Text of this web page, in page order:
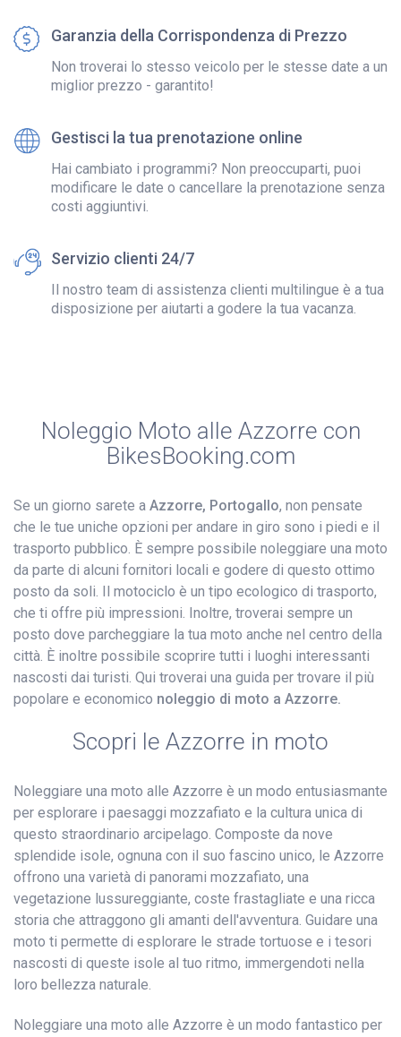
Garanzia della Corrispondenza di Prezzo
Non troverai lo stesso veicolo per le stesse date a un
miglior prezzo - garantito!
Gestisci la tua prenotazione online
Hai cambiato i programmi? Non preoccuparti, puoi
modificare le date o cancellare la prenotazione senza
costi aggiuntivi.
Servizio clienti 24/7
Il nostro team di assistenza clienti multilingue è a tua
disposizione per aiutarti a godere la tua vacanza.
Noleggio Moto alle Azzorre con
BikesBooking.com
Se un giorno sarete a Azzorre, Portogallo, non pensate
che le tue uniche opzioni per andare in giro sono i piedi e il
trasporto pubblico. È sempre possibile noleggiare una moto
da parte di alcuni fornitori locali e godere di questo ottimo
posto da soli. Il motociclo è un tipo ecologico di trasporto,
che ti offre più impressioni. Inoltre, troverai sempre un
posto dove parcheggiare la tua moto anche nel centro della
città. È inoltre possibile scoprire tutti i luoghi interessanti
nascosti dai turisti. Qui troverai una guida per trovare il più
popolare e economico noleggio di moto a Azzorre.
Scopri le Azzorre in moto
Noleggiare una moto alle Azzorre è un modo entusiasmante
per esplorare i paesaggi mozzafiato e la cultura unica di
questo straordinario arcipelago. Composte da nove
splendide isole, ognuna con il suo fascino unico, le Azzorre
offrono una varietà di panorami mozzafiato, una
vegetazione lussureggiante, coste frastagliate e una ricca
storia che attraggono gli amanti dell'avventura. Guidare una
moto ti permette di esplorare le strade tortuose e i tesori
nascosti di queste isole al tuo ritmo, immergendoti nella
loro bellezza naturale.
Noleggiare una moto alle Azzorre è un modo fantastico per